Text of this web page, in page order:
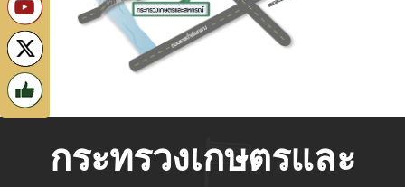
กระทรวงเกษตรและ